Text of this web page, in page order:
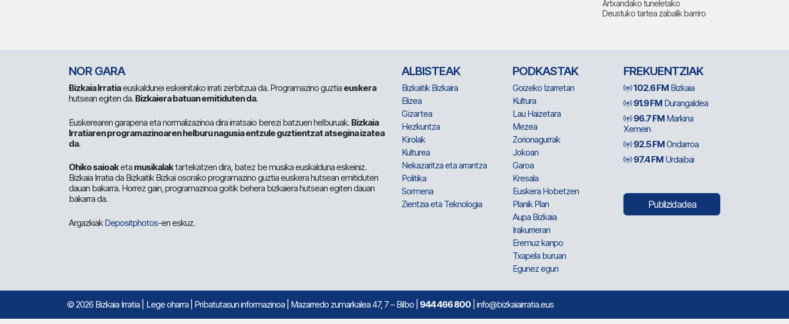
Artxandako tuneletako
Deustuko tartea zabalik barriro
NOR GARA
Bizkaia Irratiaeuskaldunei eskeinitako irrati zerbitzua da. Programazino guztia euskera
hutsean egiten da. Bizkaiera batuan emitiduten da.
Euskerearen garapena eta normalizazinoa dira irratsaio berezi batzuen helburuak. Bizkaia
Irratiaren programazinoaren helburu nagusia entzule guztientzat atsegina izatea
da.
Ohiko saioaketa musikalaktartekatzen dira, batez be musika euskalduna eskeiniz.
Bizkaia Irratia da Bizkaitik Bizkai osorako programazino guztia euskera hutsean emitiduten
dauan bakarra. Horrez gain, programazinoa goitik behera bizkaiera hutsean egiten dauan
bakarra da.
ArgazkiakDepositphotos-en eskuz.
ALBISTEAK
Bizkaitik Bizkaira
Elizea
Gizartea
Hezkuntza
Kirolak
Kulturea
Nekazaritza eta arrantza
Politika
Sormena
Zientzia eta Teknologia
PODKASTAK
Goizeko Izarretan
Kultura
Lau Haizetara
Mezea
Zorionagurrak
Jokoan
Garoa
Kresala
Euskera Hobetzen
Planik Plan
Aupa Bizkaia
Irakurrieran
Eremuz kanpo
Txapela buruan
Egunez egun
FREKUENTZIAK
102.6 FM Bizkaia
91.9 FM Durangaldea
96.7 FM Markina
Xemein
92.5 FMOndarroa
97.4 FM Urdaibai
Publizidadea
© 2026 Bizkaia Irratia Lege oharra Pribatutasun informazinoa | Mazarredo zumarkalea 47, 7 – Bilbo | 944 466 800 | info@bizkaiairratia.eus